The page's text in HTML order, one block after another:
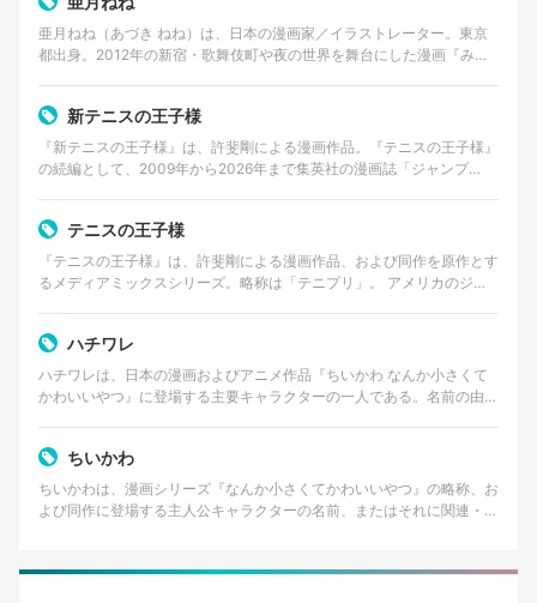
亜月ねね（あづき ねね）は、日本の漫画家／イラストレーター。東京
都出身。2012年の新宿・歌舞伎町や夜の世界を舞台にした漫画『みい
新テニスの王子様
『新テニスの王子様』は、許斐剛による漫画作品。『テニスの王子様』
の続編として、2009年から2026年まで集英社の漫画誌「ジャンプ
テニスの王子様
『テニスの王子様』は、許斐剛による漫画作品、および同作を原作とす
るメディアミックスシリーズ。略称は「テニプリ」。 アメリカのジュ
ハチワレ
ハチワレは、日本の漫画およびアニメ作品『ちいかわ なんか小さくて
かわいいやつ』に登場する主要キャラクターの一人である。名前の由来
ちいかわ
ちいかわは、漫画シリーズ『なんか小さくてかわいいやつ』の略称、お
よび同作に登場する主人公キャラクターの名前、またはそれに関連・付